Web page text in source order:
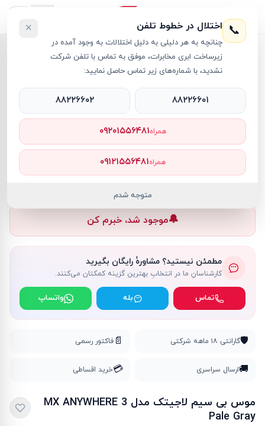
›موس بی سیم لاجیتک مدل MX ANYWHERE 3 Pale Gray
موس RT9958
ناموجود
🔔موجود شد، خبرم کن
مطمئن نیستید؟ مشاورهٔ رایگان بگیرید
کارشناسانِ ما در انتخابِ بهترین گزینه کمکتان می‌کنند.
تماس بله واتساپ
🛡️گارانتی ۱۸ ماهه شرکتی 📄 فاکتور رسمی
🚚ارسال سراسری 💳خرید اقساطی
موس بی سیم لاجیتک مدل MX ANYWHERE 3
Pale Gray
📞 اختلال در خطوط تلفن
چنانچه به هر دلیلی به دلیل اختلالات به وجود آمده در
زیرساخت ابری مخابرات، موفق به تماس با تلفن شرکت
نشدید، با شماره‌های زیر تماس حاصل نمایید:
×
۸۸۲۲۶۶۰۱ ۸۸۲۲۶۶۰۲
همراه۰۹۲۰۱۵۵۶۴۸۱
همراه۰۹۱۲۱۵۵۶۴۸۱
متوجه شدم